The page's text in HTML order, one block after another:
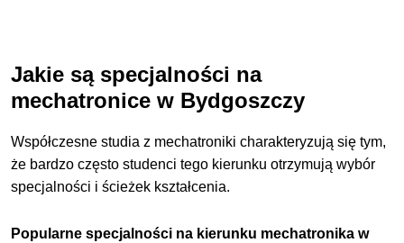
Jakie są specjalności na
mechatronice w Bydgoszczy
Współczesne studia z mechatroniki charakteryzują się tym,
że bardzo często studenci tego kierunku otrzymują wybór
specjalności i ścieżek kształcenia.
Popularne specjalności na kierunku mechatronika w